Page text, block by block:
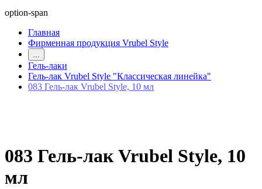
option-span
Главная
Фирменная продукция Vrubel Style
...
Гель-лаки
Гель-лак Vrubel Style "Классическая линейка"
083 Гель-лак Vrubel Style, 10 мл
083 Гель-лак Vrubel Style, 10
мл